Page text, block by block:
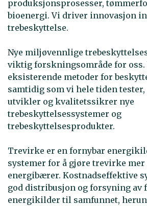
produksjonsprosesser,
bioenergi. Vi driver innovasjon
trebeskyttelse.
Nye miljøvennlige
viktig forskningsområde for oss.
eksisterende metoder for
samtidig som vi hele tiden tester,
utvikler og kvalitetssikrer nye
trebeskyttelsessystemer og
trebeskyttelsesprodukter.
Trevirke er en fornybar
systemer for å gjøre trevirke
energibærer. Kostnadseffektive
god distribusjon og forsyning av
energikilder til samfunnet,